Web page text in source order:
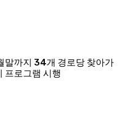
말까지 34개 경로당 찾아가
프로그램 시행